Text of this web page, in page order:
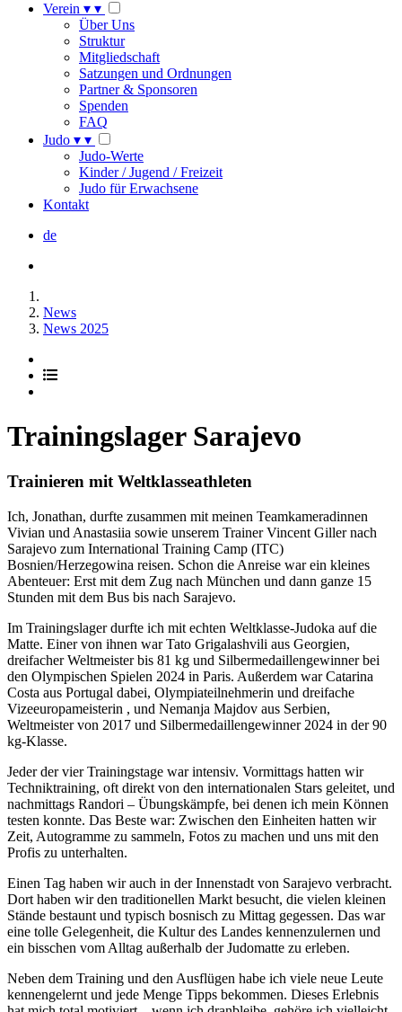
Verein ▾ ▾
Über Uns
Struktur
Mitgliedschaft
Satzungen und Ordnungen
Partner & Sponsoren
Spenden
FAQ
Judo ▾ ▾
Judo-Werte
Kinder / Jugend / Freizeit
Judo für Erwachsene
Kontakt
de
News
News 2025
Trainingslager Sarajevo
Trainieren mit Weltklasseathleten
Ich, Jonathan, durfte zusammen mit meinen Teamkameradinnen
Vivian und Anastasiia sowie unserem Trainer Vincent Giller nach
Sarajevo zum International Training Camp (ITC)
Bosnien/Herzegowina reisen. Schon die Anreise war ein kleines
Abenteuer: Erst mit dem Zug nach München und dann ganze 15
Stunden mit dem Bus bis nach Sarajevo.
Im Trainingslager durfte ich mit echten Weltklasse-Judoka auf die
Matte. Einer von ihnen war Tato Grigalashvili aus Georgien,
dreifacher Weltmeister bis 81 kg und Silbermedaillengewinner bei
den Olympischen Spielen 2024 in Paris. Außerdem war Catarina
Costa aus Portugal dabei, Olympiateilnehmerin und dreifache
Vizeeuropameisterin , und Nemanja Majdov aus Serbien,
Weltmeister von 2017 und Silbermedaillengewinner 2024 in der 90
kg-Klasse.
Jeder der vier Trainingstage war intensiv. Vormittags hatten wir
Techniktraining, oft direkt von den internationalen Stars geleitet, und
nachmittags Randori – Übungskämpfe, bei denen ich mein Können
testen konnte. Das Beste war: Zwischen den Einheiten hatten wir
Zeit, Autogramme zu sammeln, Fotos zu machen und uns mit den
Profis zu unterhalten.
Einen Tag haben wir auch in der Innenstadt von Sarajevo verbracht.
Dort haben wir den traditionellen Markt besucht, die vielen kleinen
Stände bestaunt und typisch bosnisch zu Mittag gegessen. Das war
eine tolle Gelegenheit, die Kultur des Landes kennenzulernen und
ein bisschen vom Alltag außerhalb der Judomatte zu erleben.
Neben dem Training und den Ausflügen habe ich viele neue Leute
kennengelernt und jede Menge Tipps bekommen. Dieses Erlebnis